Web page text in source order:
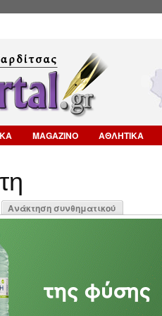
MAGAZINO ΑΘΛΗΤΙΚΑ
Ανάκτηση συνθηματικού